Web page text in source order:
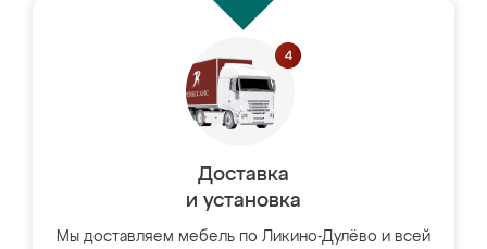
Доставка
и установка
Мы доставляем мебель по Ликино-Дулёво и всей